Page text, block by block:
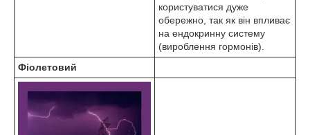
користуватися дуже
обережно, так як він впливає
на ендокринну систему
(вироблення гормонів).
Фіолетовий